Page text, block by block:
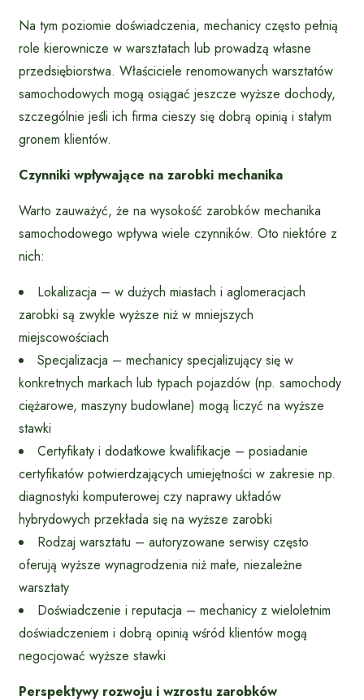
Na tym poziomie doświadczenia, mechanicy często pełnią
role kierownicze w warsztatach lub prowadzą własne
przedsiębiorstwa. Właściciele renomowanych warsztatów
samochodowych mogą osiągać jeszcze wyższe dochody,
szczególnie jeśli ich firma cieszy się dobrą opinią i stałym
gronem klientów.
Czynniki wpływające na zarobki mechanika
Warto zauważyć, że na wysokość zarobków mechanika
samochodowego wpływa wiele czynników. Oto niektóre z
nich:
Lokalizacja – w dużych miastach i aglomeracjach
zarobki są zwykle wyższe niż w mniejszych
miejscowościach
Specjalizacja – mechanicy specjalizujący się w
konkretnych markach lub typach pojazdów (np. samochody
ciężarowe, maszyny budowlane) mogą liczyć na wyższe
stawki
Certyfikaty i dodatkowe kwalifikacje – posiadanie
certyfikatów potwierdzających umiejętności w zakresie np.
diagnostyki komputerowej czy naprawy układów
hybrydowych przekłada się na wyższe zarobki
Rodzaj warsztatu – autoryzowane serwisy często
oferują wyższe wynagrodzenia niż małe, niezależne
warsztaty
Doświadczenie i reputacja – mechanicy z wieloletnim
doświadczeniem i dobrą opinią wśród klientów mogą
negocjować wyższe stawki
Perspektywy rozwoju i wzrostu zarobków